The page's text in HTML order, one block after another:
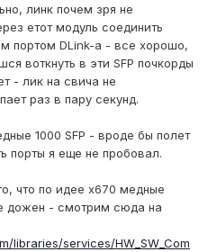
линк почем зря не
етот модуль соединить
портом DLink-a - все хорошо,
воткнуть в эти SFP почкорды
- лик на свича не
раз в пару секунд.
1000 SFP - вроде бы полет
порты я еще не пробовал.
что по идее x670 медные
дожен - смотрим сюда на
libraries/services/HW_SW_Com